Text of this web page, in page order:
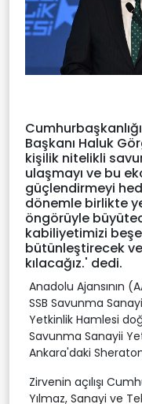
Başkanı Haluk
kişilik nitelikli
ulaşmayı ve bu
güçlendirmeyi
dönemle birlikte
öngörüyle
kabiliyetimizi
bütünleştirecek
kılacağız.' dedi.
Anadolu Ajansının
SSB Savunma
Yetkinlik Hamlesi
Savunma Sanayii
Ankara'daki
Zirvenin açılışı
Yılmaz, Sanayi ve